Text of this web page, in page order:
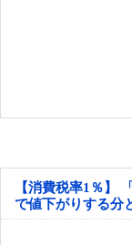
【消費税率1％】
で値下がりする分
えない店も